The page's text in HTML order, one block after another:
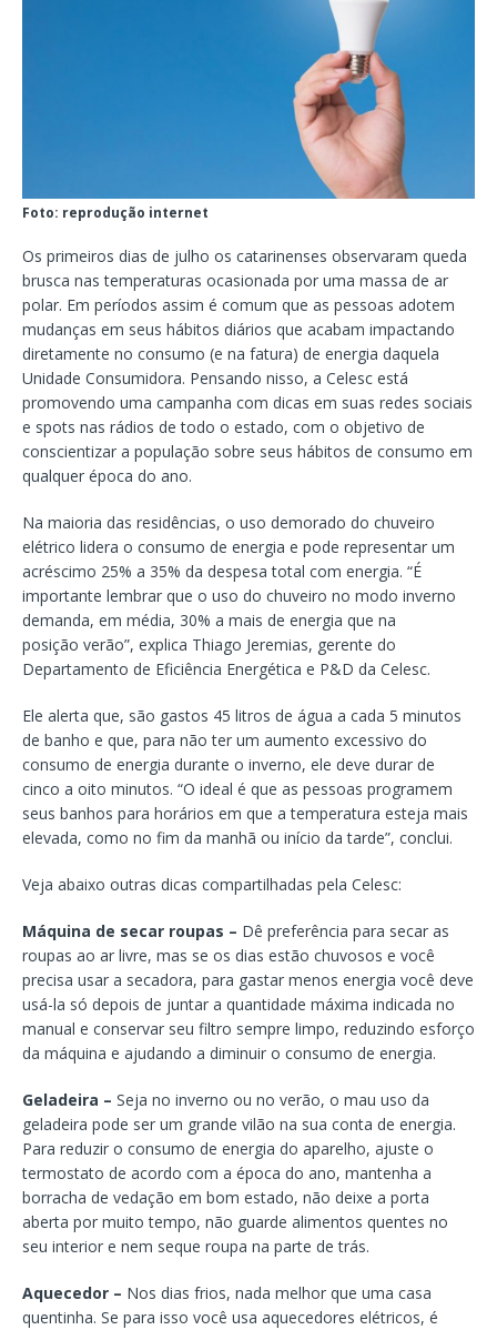
Foto: reprodução internet
Os primeiros dias de julho os catarinenses observaram queda
brusca nas temperaturas ocasionada por uma massa de ar
polar. Em períodos assim é comum que as pessoas adotem
mudanças em seus hábitos diários que acabam impactando
diretamente no consumo (e na fatura) de energia daquela
Unidade Consumidora. Pensando nisso, a Celesc está
promovendo uma campanha com dicas em suas redes sociais
e spots nas rádios de todo o estado, com o objetivo de
conscientizar a população sobre seus hábitos de consumo em
qualquer época do ano.
Na maioria das residências, o uso demorado do chuveiro
elétrico lidera o consumo de energia e pode representar um
acréscimo 25% a 35% da despesa total com energia. “É
importante lembrar que o uso do chuveiro no modo inverno
demanda, em média, 30% a mais de energia que na
posição verão”, explica Thiago Jeremias, gerente do
Departamento de Eficiência Energética e P&D da Celesc.
Ele alerta que, são gastos 45 litros de água a cada 5 minutos
de banho e que, para não ter um aumento excessivo do
consumo de energia durante o inverno, ele deve durar de
cinco a oito minutos. “O ideal é que as pessoas programem
seus banhos para horários em que a temperatura esteja mais
elevada, como no fim da manhã ou início da tarde”, conclui.
Veja abaixo outras dicas compartilhadas pela Celesc:
Máquina de secar roupas – Dê preferência para secar as
roupas ao ar livre, mas se os dias estão chuvosos e você
precisa usar a secadora, para gastar menos energia você deve
usá-la só depois de juntar a quantidade máxima indicada no
manual e conservar seu filtro sempre limpo, reduzindo esforço
da máquina e ajudando a diminuir o consumo de energia.
Geladeira – Seja no inverno ou no verão, o mau uso da
geladeira pode ser um grande vilão na sua conta de energia.
Para reduzir o consumo de energia do aparelho, ajuste o
termostato de acordo com a época do ano, mantenha a
borracha de vedação em bom estado, não deixe a porta
aberta por muito tempo, não guarde alimentos quentes no
seu interior e nem seque roupa na parte de trás.
Aquecedor – Nos dias frios, nada melhor que uma casa
quentinha. Se para isso você usa aquecedores elétricos, é